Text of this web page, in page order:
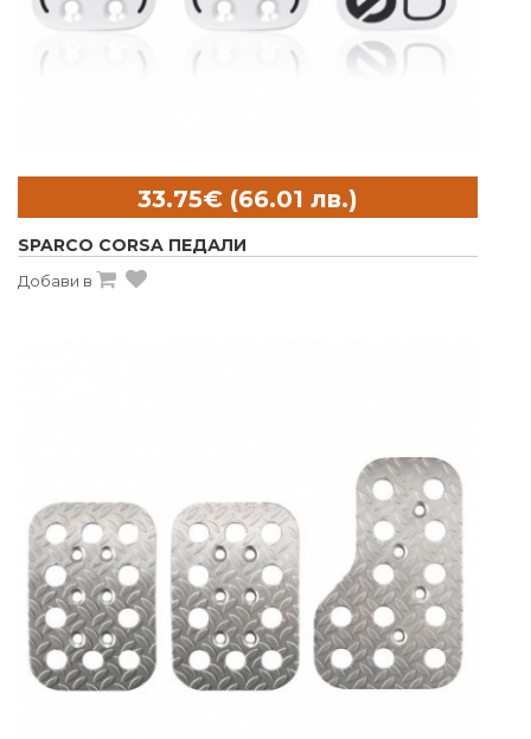
SPARCO CORSA ПЕДАЛИ
Добави в